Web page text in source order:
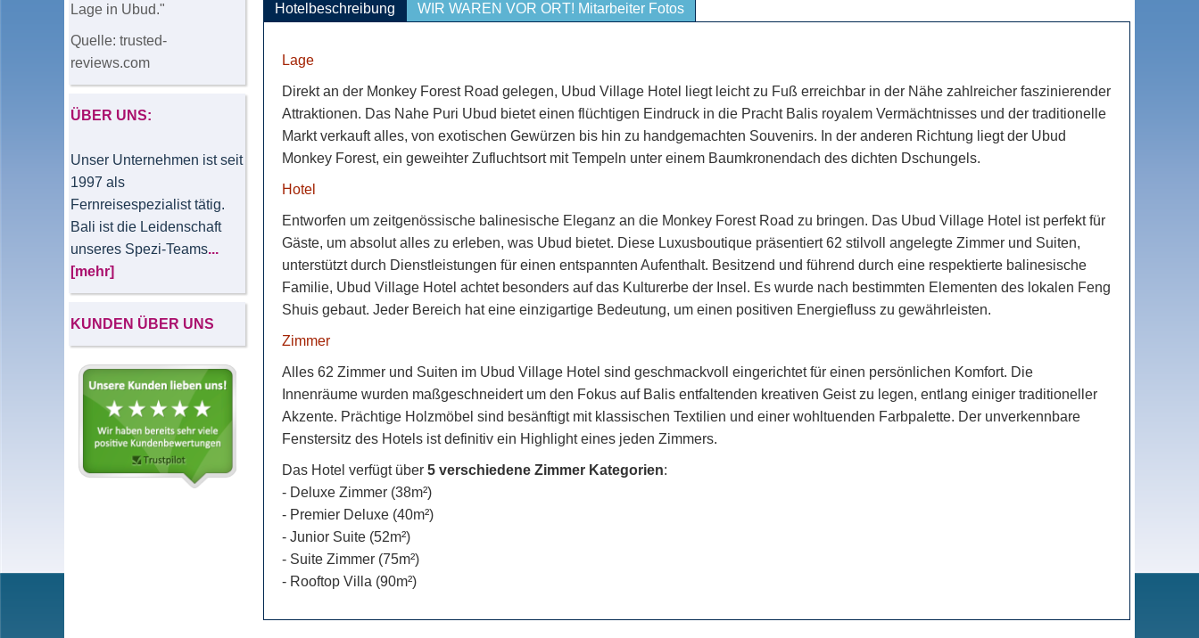
Lage in Ubud."
Quelle: trusted-
reviews.com
ÜBER UNS:
Unser Unternehmen ist seit
1997 als
Fernreisespezialist tätig.
Bali ist die Leidenschaft
unseres Spezi-Teams...
[mehr]
KUNDEN ÜBER UNS
Hotelbeschreibung WIR WAREN VOR ORT! Mitarbeiter Fotos
Lage
Direkt an der Monkey Forest Road gelegen, Ubud Village Hotel liegt leicht zu Fuß erreichbar in der Nähe zahlreicher faszinierender
Attraktionen. Das Nahe Puri Ubud bietet einen flüchtigen Eindruck in die Pracht Balis royalem Vermächtnisses und der traditionelle
Markt verkauft alles, von exotischen Gewürzen bis hin zu handgemachten Souvenirs. In der anderen Richtung liegt der Ubud
Monkey Forest, ein geweihter Zufluchtsort mit Tempeln unter einem Baumkronendach des dichten Dschungels.
Hotel
Entworfen um zeitgenössische balinesische Eleganz an die Monkey Forest Road zu bringen. Das Ubud Village Hotel ist perfekt für
Gäste, um absolut alles zu erleben, was Ubud bietet. Diese Luxusboutique präsentiert 62 stilvoll angelegte Zimmer und Suiten,
unterstützt durch Dienstleistungen für einen entspannten Aufenthalt. Besitzend und führend durch eine respektierte balinesische
Familie, Ubud Village Hotel achtet besonders auf das Kulturerbe der Insel. Es wurde nach bestimmten Elementen des lokalen Feng
Shuis gebaut. Jeder Bereich hat eine einzigartige Bedeutung, um einen positiven Energiefluss zu gewährleisten.
Zimmer
Alles 62 Zimmer und Suiten im Ubud Village Hotel sind geschmackvoll eingerichtet für einen persönlichen Komfort. Die
Innenräume wurden maßgeschneidert um den Fokus auf Balis entfaltenden kreativen Geist zu legen, entlang einiger traditioneller
Akzente. Prächtige Holzmöbel sind besänftigt mit klassischen Textilien und einer wohltuenden Farbpalette. Der unverkennbare
Fenstersitz des Hotels ist definitiv ein Highlight eines jeden Zimmers.
Das Hotel verfügt über 5 verschiedene Zimmer Kategorien:
- Deluxe Zimmer (38m²)
- Premier Deluxe (40m²)
- Junior Suite (52m²)
- Suite Zimmer (75m²)
- Rooftop Villa (90m²)